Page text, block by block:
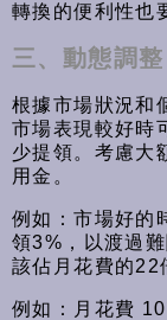
轉換的便利性也
三、動態調整
根據市場狀況和
市場表現較好時
少提領。考慮大
用金。
例如：市場好的
領3%，以渡過
該佔月花費的22
例如：月花費